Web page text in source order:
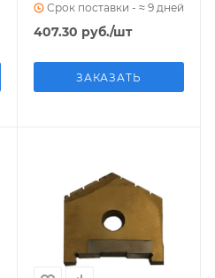
Срок поставки - ≈ 9 дней
407.30 руб./шт
ЗАКАЗАТЬ